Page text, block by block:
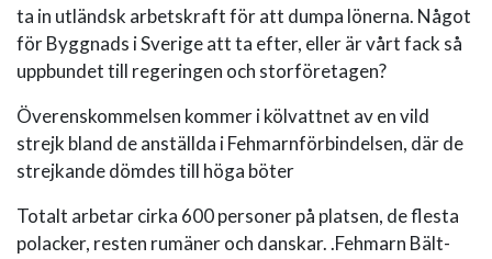
ta in utländsk arbetskraft för att dumpa lönerna. Något
för Byggnads i Sverige att ta efter, eller är vårt fack så
uppbundet till regeringen och storföretagen?
Överenskommelsen kommer i kölvattnet av en vild
strejk bland de anställda i Fehmarnförbindelsen, där de
strejkande dömdes till höga böter
Totalt arbetar cirka 600 personer på platsen, de flesta
polacker, resten rumäner och danskar. .Fehmarn Bält-